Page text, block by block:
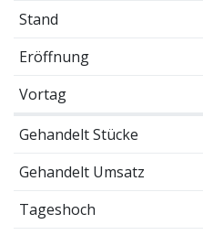
Stand
Eröffnung
Vortag
Gehandelt Stücke
Gehandelt Umsatz
Tageshoch